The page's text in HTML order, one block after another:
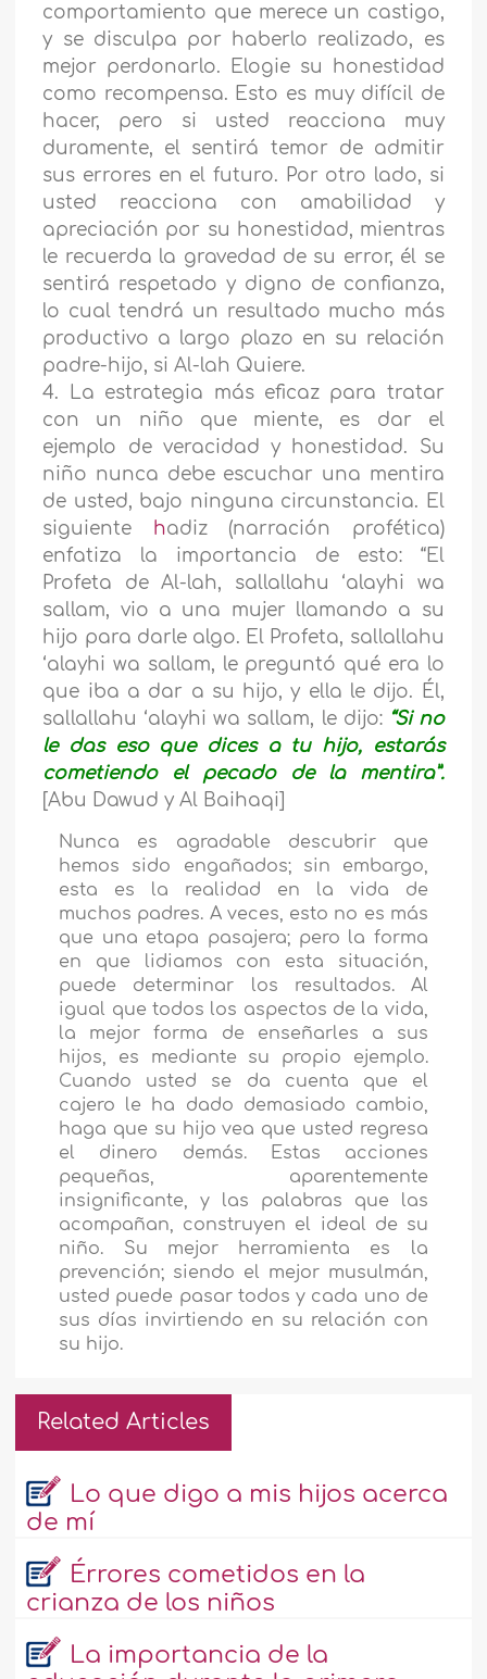
comportamiento que merece un castigo,
y se disculpa por haberlo realizado, es
mejor perdonarlo. Elogie su honestidad
como recompensa. Esto es muy difícil de
hacer, pero si usted reacciona muy
duramente, el sentirá temor de admitir
sus errores en el futuro. Por otro lado, si
usted reacciona con amabilidad y
apreciación por su honestidad, mientras
le recuerda la gravedad de su error, él se
sentirá respetado y digno de confianza,
lo cual tendrá un resultado mucho más
productivo a largo plazo en su relación
padre-hijo, si Al-lah Quiere.
4. La estrategia más eficaz para tratar
con un niño que miente, es dar el
ejemplo de veracidad y honestidad. Su
niño nunca debe escuchar una mentira
de usted, bajo ninguna circunstancia. El
siguiente
hadiz (narración profética)
enfatiza la importancia de esto: “El
Profeta de Al-lah, sallallahu ‘alayhi wa
sallam, vio a una mujer llamando a su
hijo para darle algo. El Profeta, sallallahu
‘alayhi wa sallam, le preguntó qué era lo
que iba a dar a su hijo, y ella le dijo. Él,
sallallahu ‘alayhi wa sallam, le dijo: “Si no
le das eso que dices a tu hijo, estarás
cometiendo el pecado de la mentira”.
[Abu Dawud y Al Baihaqi]
Nunca es agradable descubrir que
hemos sido engañados; sin embargo,
esta es la realidad en la vida de
muchos padres. A veces, esto no es más
que una etapa pasajera; pero la forma
en que lidiamos con esta situación,
puede determinar los resultados. Al
igual que todos los aspectos de la vida,
la mejor forma de enseñarles a sus
hijos, es mediante su propio ejemplo.
Cuando usted se da cuenta que el
cajero le ha dado demasiado cambio,
haga que su hijo vea que usted regresa
el dinero demás. Estas acciones
pequeñas, aparentemente
insignificante, y las palabras que las
acompañan, construyen el ideal de su
niño. Su mejor herramienta es la
prevención; siendo el mejor musulmán,
usted puede pasar todos y cada uno de
sus días invirtiendo en su relación con
su hijo.
Related Articles
Lo que digo a mis hijos acerca
de mí
Érrores cometidos en la
crianza de los niños
La importancia de la